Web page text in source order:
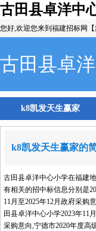
古田县卓洋中
您好,欢迎您来到福建招标网【
古田县卓
k8凯发天生赢家
k8凯发天生赢家的
古田县卓洋中心小学在福建
有相关的招中标信息分别是
11月至2025年12月政府采购
田县卓洋中心小学2023年11
采购意向,宁德市2020年度高